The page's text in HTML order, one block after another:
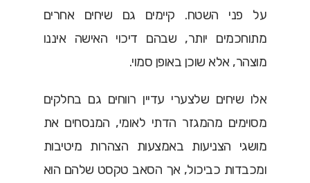
על פני השטח. קיימים גם שיחים אחרים
מתוחכמים יותר, שבהם דיכוי האישה איננו
מוצהר, אלא שוכן באופן סמוי.
אלו שיחים שלצערי עדיין רווחים גם בחלקים
מסוימים מהמגזר הדתי לאומי, המנסחים את
מושגי הצניעות באמצעות הצהרות מיטיבות
ומכבדות כביכול, אך הסאב טקסט שלהם הוא